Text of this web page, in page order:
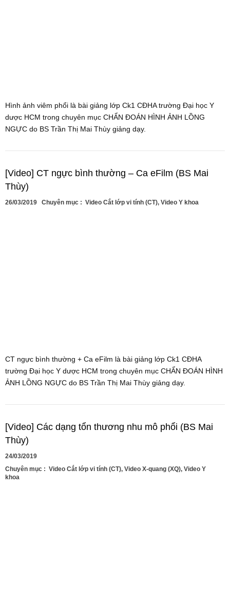
Hình ảnh viêm phổi là bài giảng lớp Ck1 CĐHA trường Đại học Y
dược HCM trong chuyên mục CHẨN ĐOÁN HÌNH ẢNH LỒNG
NGỰC do BS Trần Thị Mai Thùy giảng dạy.
[Video] CT ngực bình thường – Ca eFilm (BS Mai
Thùy)
26/03/2019 Chuyên mục : Video Cắt lớp vi tính (CT), Video Y khoa
CT ngực bình thường + Ca eFilm là bài giảng lớp Ck1 CĐHA
trường Đại học Y dược HCM trong chuyên mục CHẨN ĐOÁN HÌNH
ẢNH LỒNG NGỰC do BS Trần Thị Mai Thùy giảng dạy.
[Video] Các dạng tổn thương nhu mô phổi (BS Mai
Thùy)
24/03/2019
Chuyên mục : Video Cắt lớp vi tính (CT), Video X-quang (XQ), Video Y
khoa